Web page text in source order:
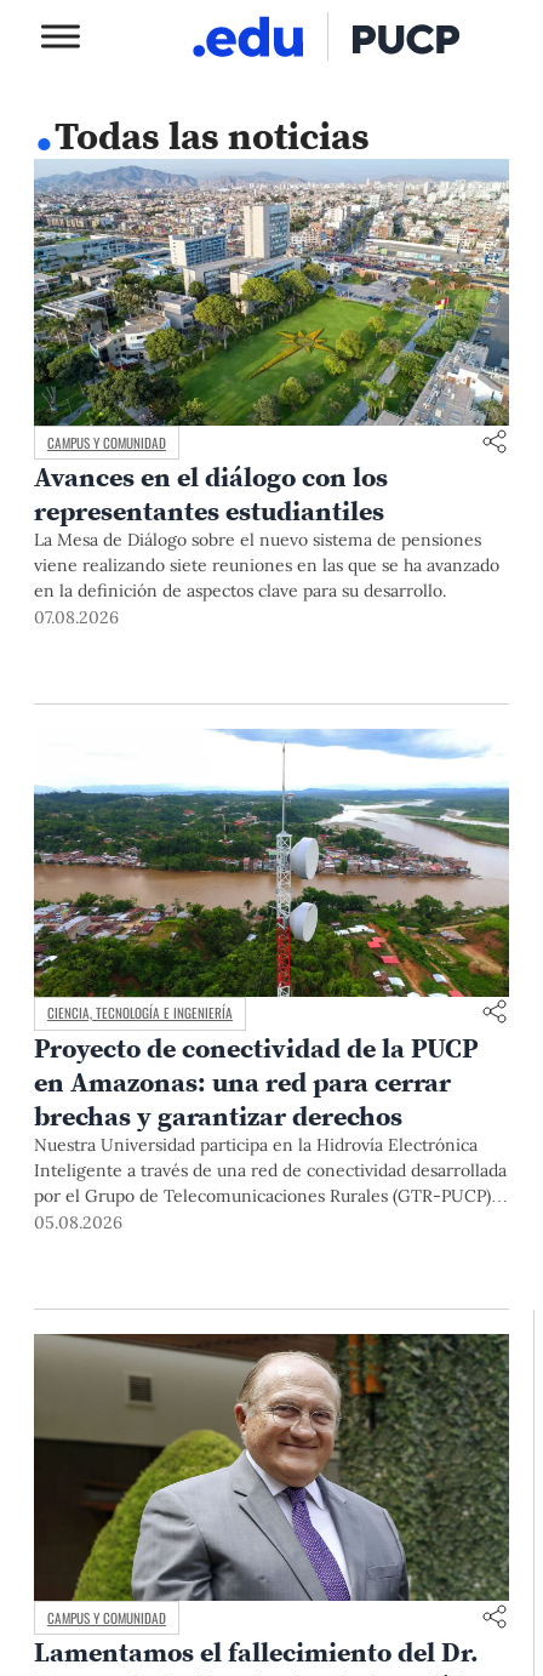
.Todas las noticias
CAMPUS Y COMUNIDAD
Avances en el diálogo con los
representantes estudiantiles
La Mesa de Diálogo sobre el nuevo sistema de pensiones
viene realizando siete reuniones en las que se ha avanzado
en la definición de aspectos clave para su desarrollo.
07.08.2026
CIENCIA, TECNOLOGÍA E INGENIERÍA
Proyecto de conectividad de la PUCP
en Amazonas: una red para cerrar
brechas y garantizar derechos
Nuestra Universidad participa en la Hidrovía Electrónica
Inteligente a través de una red de conectividad desarrollada
por el Grupo de Telecomunicaciones Rurales (GTR-PUCP)
desde el 2018. En esta nota repasamos cómo ha sido el
05.08.2026
CAMPUS Y COMUNIDAD
Lamentamos el fallecimiento del Dr.